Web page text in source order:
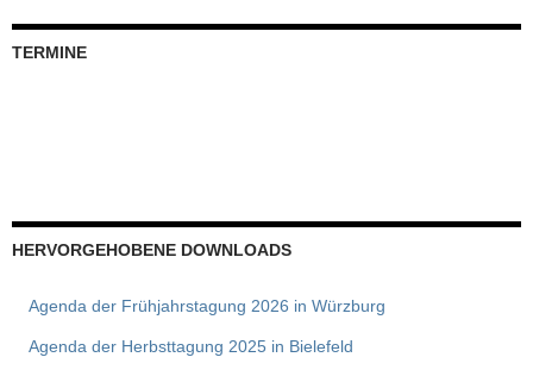
TERMINE
HERVORGEHOBENE DOWNLOADS
Agenda der Frühjahrstagung 2026 in Würzburg
Agenda der Herbsttagung 2025 in Bielefeld